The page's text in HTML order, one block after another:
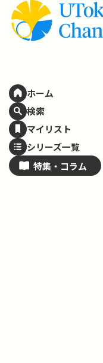
ホーム
検索
マイリスト
シリーズ一覧
特集・ コラム